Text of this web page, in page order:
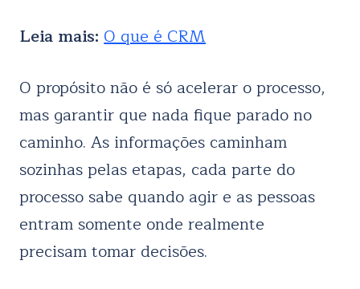
Leia mais:O que é CRM
O propósito não é só acelerar o processo,
mas garantir que nada fique parado no
caminho. As informações caminham
sozinhas pelas etapas, cada parte do
processo sabe quando agir e as pessoas
entram somente onde realmente
precisam tomar decisões.